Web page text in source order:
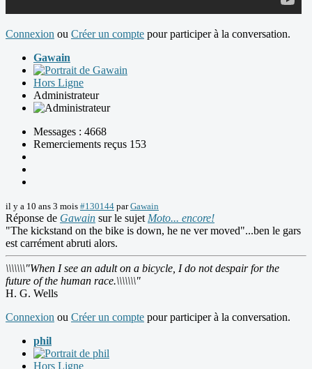
Connexion ou Créer un compte pour participer à la conversation.
Gawain
Hors Ligne
Administrateur
Messages : 4668
Remerciements reçus 153
il y a 10 ans 3 mois #130144 parGawain
Réponse de Gawain sur le sujet Moto... encore!
"The kickstand on the bike is down, he ne ver moved"...ben le gars
est carrément abruti alors.
\\\\\\\"When I see an adult on a bicycle, I do not despair for the
future of the human race.\\\\\\\"
H. G. Wells
Connexion ou Créer un compte pour participer à la conversation.
phil
Hors Ligne